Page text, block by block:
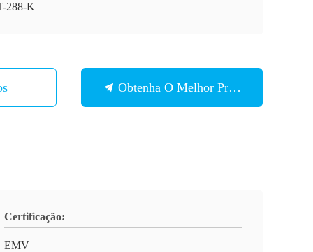
288-K
Obtenha O Melhor Preço
Certificação:
EMV